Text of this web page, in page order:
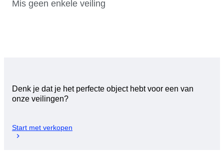
Mis geen enkele veiling
Denk je dat je het perfecte object hebt voor een van
onze veilingen?
Start met verkopen